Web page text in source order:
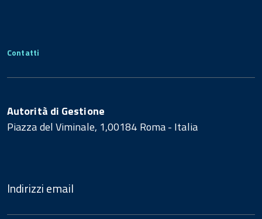
Contatti
Autorità di Gestione
Piazza del Viminale, 1,00184 Roma - Italia
Indirizzi email